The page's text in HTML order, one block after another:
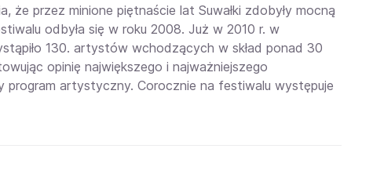
przez minione piętnaście lat Suwałki zdobyły mocną
odbyła się w roku 2008. Już w 2010 r. w
130. artystów wchodzących w skład ponad 30
opinię największego i najważniejszego
artystyczny. Corocznie na festiwalu występuje